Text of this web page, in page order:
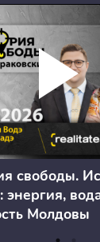
свободы.
энергия,
Молдовы